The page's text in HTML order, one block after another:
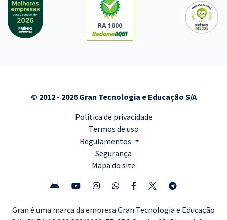
RA 1000
© 2012 - 2026 Gran Tecnologia e Educação S/A
Política de privacidade
Termos de uso
Regulamentos
Segurança
Mapa do site
Gran é uma marca da empresa Gran Tecnologia e Educação